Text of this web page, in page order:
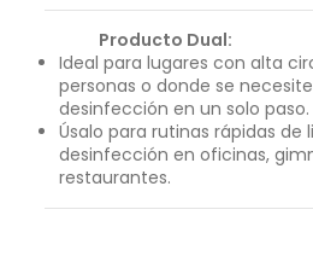
Producto Dual:
Ideal para lugares con alta
personas o donde se
desinfección en un solo paso.
Úsalo para rutinas rápidas de
desinfección en oficinas,
restaurantes.